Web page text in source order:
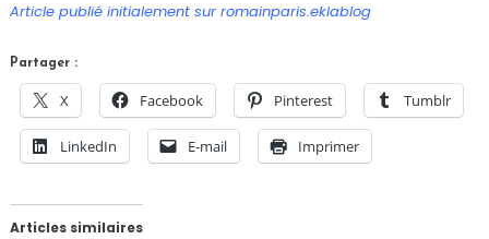
Article publié initialement sur romainparis.eklablog
Partager :
X Facebook Pinterest Tumblr
LinkedIn E-mail Imprimer
Articles similaires